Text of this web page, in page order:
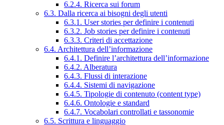
6.2.4. Ricerca sui forum
6.3. Dalla ricerca ai bisogni degli utenti
6.3.1. User stories per definire i contenuti
6.3.2. Job stories per definire i contenuti
6.3.3. Criteri di accettazione
6.4. Architettura dell’informazione
6.4.1. Definire l’architettura dell’informazione
6.4.2. Alberatura
6.4.3. Flussi di interazione
6.4.4. Sistemi di navigazione
6.4.5. Tipologie di contenuto (content type)
6.4.6. Ontologie e standard
6.4.7. Vocabolari controllati e tassonomie
6.5. Scrittura e linguaggio